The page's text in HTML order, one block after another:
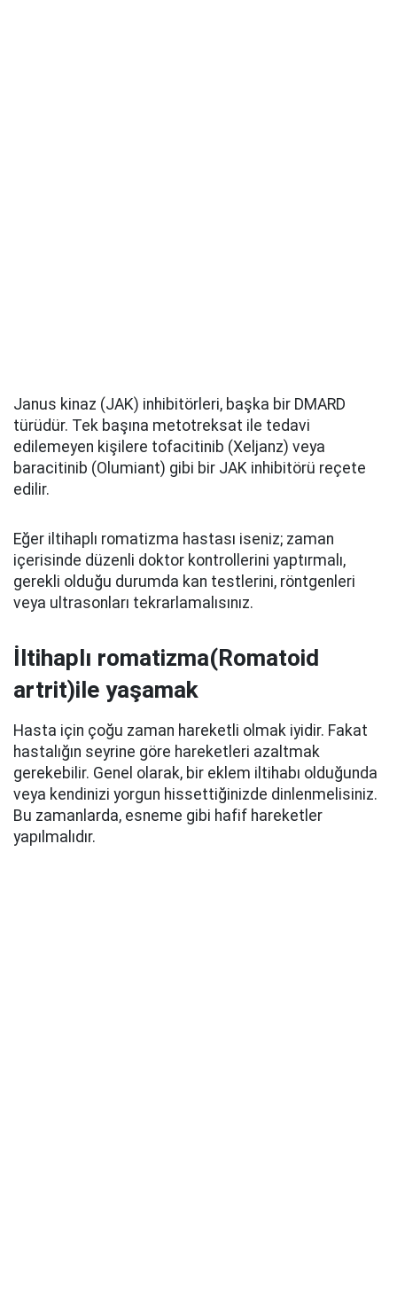
Janus kinaz (JAK) inhibitörleri, başka bir DMARD
türüdür. Tek başına metotreksat ile tedavi
edilemeyen kişilere tofacitinib (Xeljanz) veya
baracitinib (Olumiant) gibi bir JAK inhibitörü reçete
edilir.
Eğer iltihaplı romatizma hastası iseniz; zaman
içerisinde düzenli doktor kontrollerini yaptırmalı,
gerekli olduğu durumda kan testlerini, röntgenleri
veya ultrasonları tekrarlamalısınız.
İltihaplı romatizma(Romatoid
artrit)ile yaşamak
Hasta için çoğu zaman hareketli olmak iyidir. Fakat
hastalığın seyrine göre hareketleri azaltmak
gerekebilir. Genel olarak, bir eklem iltihabı olduğunda
veya kendinizi yorgun hissettiğinizde dinlenmelisiniz.
Bu zamanlarda, esneme gibi hafif hareketler
yapılmalıdır.